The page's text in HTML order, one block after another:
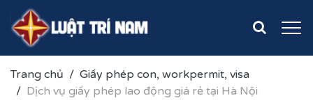
Trang chủ
Giấy phép con, workpermit, visa
Dịch vụ giấy phép lao động giá rẻ tại Hà Nội